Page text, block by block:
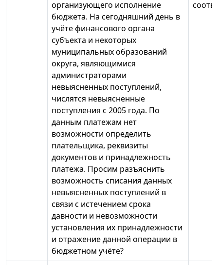
организующего исполнение
бюджета. На сегодняшний день в
учёте финансового органа
субъекта и некоторых
муниципальных образований
округа, являющимися
администраторами
невыясненных поступлений,
числятся невыясненные
поступления с 2005 года. По
данным платежам нет
возможности определить
плательщика, реквизиты
документов и принадлежность
платежа. Просим разъяснить
возможность списания данных
невыясненных поступлений в
связи с истечением срока
давности и невозможности
установления их принадлежности
и отражение данной операции в
бюджетном учёте?